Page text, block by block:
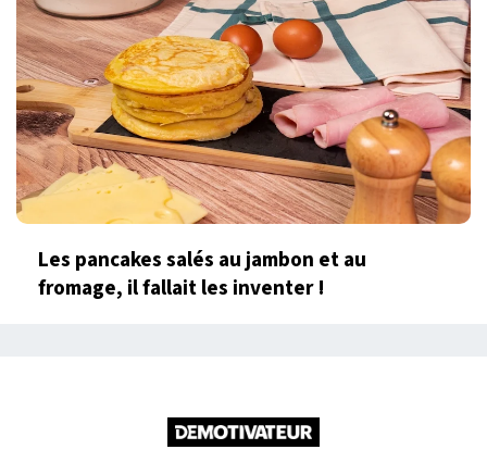
Les pancakes salés au jambon et au
fromage, il fallait les inventer !